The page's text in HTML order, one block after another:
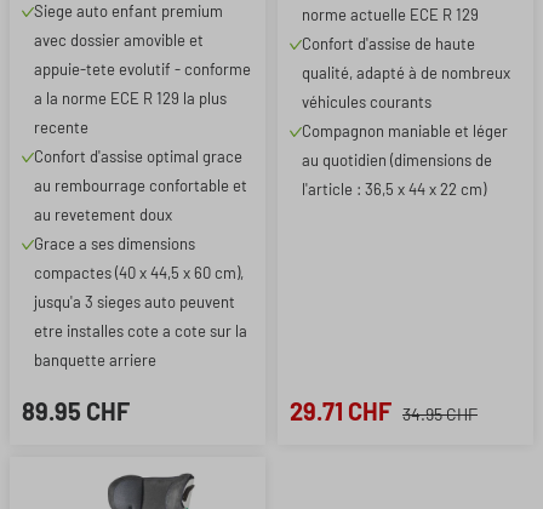
auto 2in1 avec dossier
amovible et appui-tete
reglable ECE R 129 certifie
noir
Siege auto enfant premium
avec dossier amovible et
appuie-tete evolutif - conforme
a la norme ECE R 129 la plus
recente
Confort d'assise optimal grace
au rembourrage confortable et
au revetement doux
Grace a ses dimensions
compactes (40 x 44,5 x 60 cm),
jusqu'a 3 sieges auto peuvent
etre installes cote a cote sur la
banquette arriere
89.95 CHF
norme actuelle ECE R 129
Confort d'assise de haute
qualité, adapté à de nombreux
véhicules courants
Compagnon maniable et léger
au quotidien (dimensions de
l'article : 36,5 x 44 x 22 cm)
29.71 CHF 34.95 CHF